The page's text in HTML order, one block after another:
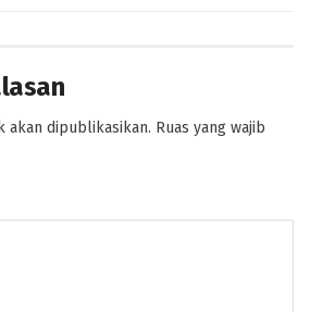
akan dipublikasikan. Ruas yang wajib